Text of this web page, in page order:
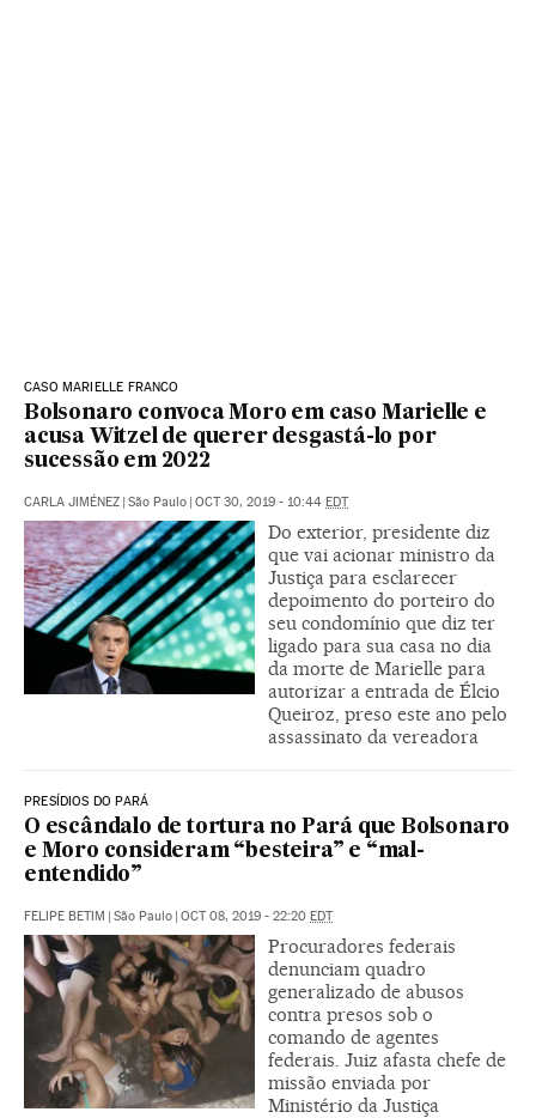
CASO MARIELLE FRANCO
Bolsonaro convoca Moro em caso Marielle e
acusa Witzel de querer desgastá-lo por
sucessão em 2022
CARLA JIMÉNEZ | São Paulo | OCT 30, 2019 - 10:44 EDT
Do exterior, presidente diz
que vai acionar ministro da
Justiça para esclarecer
depoimento do porteiro do
seu condomínio que diz ter
ligado para sua casa no dia
da morte de Marielle para
autorizar a entrada de Élcio
Queiroz, preso este ano pelo
assassinato da vereadora
PRESÍDIOS DO PARÁ
O escândalo de tortura no Pará que Bolsonaro
e Moro consideram “besteira” e “mal-
entendido”
FELIPE BETIM | São Paulo | OCT 08, 2019 - 22:20 EDT
Procuradores federais
denunciam quadro
generalizado de abusos
contra presos sob o
comando de agentes
federais. Juiz afasta chefe de
missão enviada por
Ministério da Justiça